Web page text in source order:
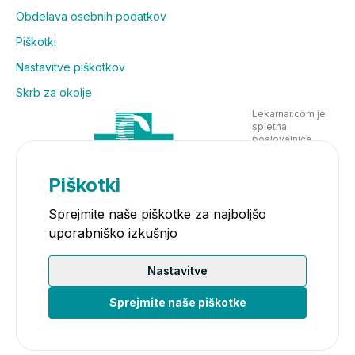
olajšajo odstranjevanje delcev umazanije s površine
potrjujejo, da koža zelo dobro prenaša izjemno blage
površinsko aktivne snovi (med drugimi natrijev miret
sulfat in lavril glukozid) v Eucerinovih čistilnih
Obdelava osebnih podatkov
Piškotki
Nastavitve piškotkov
Skrb za okolje
Lekarnar.com je
spletna
poslovalnica
Piškotki
Sprejmite naše piškotke za najboljšo
uporabniško izkušnjo
Nastavitve
Sprejmite naše piškotke